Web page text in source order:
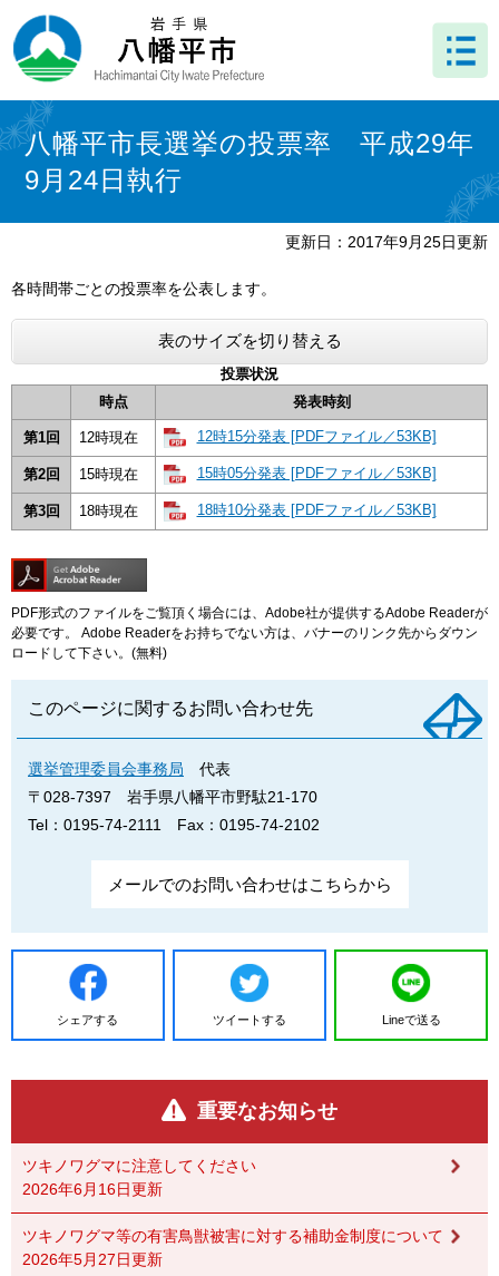
ー
ジ
先
頭
で
ニ
ュ
を
飛
ば
本
文 八幡平市長選挙の投票率 平成29年
9月24日執行
更新日：2017年9月25日更新
各時間帯ごとの投票率を公表します。
表のサイズを切り替える
投票状況
時点
発表時刻
第1回 12時現在 12時15分発表 [PDFファイル／53KB]
第2回 15時現在 15時05分発表 [PDFファイル／53KB]
第3回 18時現在 18時10分発表 [PDFファイル／53KB]
PDF形式のファイルをご覧頂く場合には、Adobe社が提供するAdobe Readerが
必要です。
Adobe Readerをお持ちでない方は、バナーのリンク先からダウン
ロードして下さい。(無料)
このページに関するお問い合わせ先
選挙管理委員会事務局
代表
〒028-7397
岩手県八幡平市野駄21-170
Tel：0195-74-2111
Fax：0195-74-2102
メールでのお問い合わせはこちらから
シェアする ツイートする Lineで送る
重要なお知らせ
ツキノワグマに注意してください
2026年6月16日更新
ツキノワグマ等の有害鳥獣被害に対する補助金制度について
2026年5月27日更新